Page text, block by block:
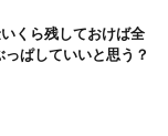
くら残しておけば全
っぱしていいと思う？